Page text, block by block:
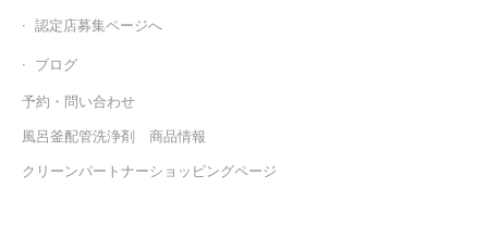
認定店募集ページへ
ブログ
予約・問い合わせ
風呂釜配管洗浄剤 商品情報
クリーンパートナーショッピングページ